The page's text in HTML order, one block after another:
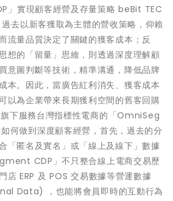
」實現顧客經營及存量策略 beBit TEC
去以新客獲取為主體的營收策略，仰賴
流量品質決定了關鍵的獲客成本；反
想的「留量」思維，則透過深度理解顧
意圖判斷等技術，精準溝通，降低品牌
本。因此，當廣告紅利消失、獲客成本
以為企業帶來長期獲利空間的舊客回購
下服務台灣指標性電商的「OmniSeg
何做到深度顧客經營，首先，過去的分
「匿名及實名」或「線上及線下」數據
CDP」不只整合線上電商交易歷
店 ERP 及 POS 交易數據等營運數據
Data) ，也能將會員即時的互動行為